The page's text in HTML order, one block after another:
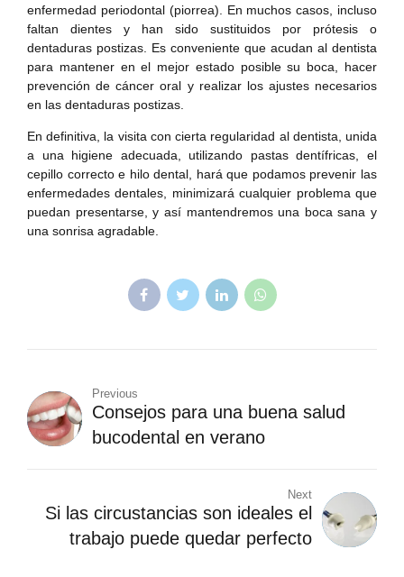
enfermedad periodontal (piorrea). En muchos casos, incluso
faltan dientes y han sido sustituidos por prótesis o
dentaduras postizas. Es conveniente que acudan al dentista
para mantener en el mejor estado posible su boca, hacer
prevención de cáncer oral y realizar los ajustes necesarios
en las dentaduras postizas.
En definitiva, la visita con cierta regularidad al dentista, unida
a una higiene adecuada, utilizando pastas dentífricas, el
cepillo correcto e hilo dental, hará que podamos prevenir las
enfermedades dentales, minimizará cualquier problema que
puedan presentarse, y así mantendremos una boca sana y
una sonrisa agradable.
Previous
Consejos para una buena salud
bucodental en verano
Next
Si las circustancias son ideales el
trabajo puede quedar perfecto